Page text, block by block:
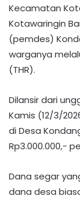
Kecamatan
Kotawaringin
(pemdes)
warganya
(THR).
​Dilansir dari
Kamis (12/3/
di Desa
Rp3.000.000,-
Dana segar
dana desa